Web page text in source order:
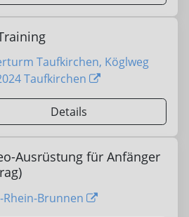
Taufkirchen, Köglweg
Taufkirchen
Details
Ausrüstung für Anfänger
Rhein-Brunnen